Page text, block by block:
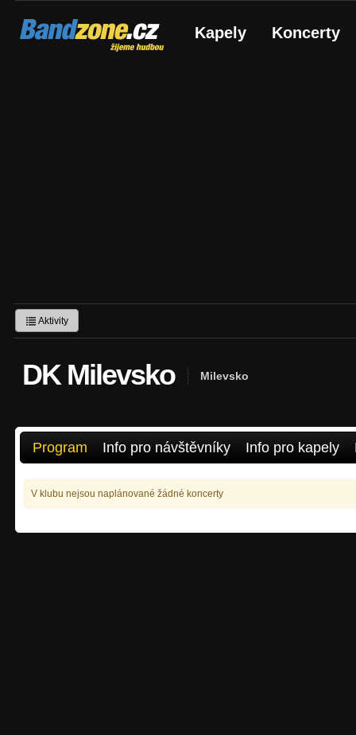
Bandzone.cz
žijeme hudbou Kapely Koncerty
Aktivity
DK Milevsko Milevsko
Program Info pro návštěvníky Info pro kapely
V klubu nejsou naplánované žádné koncerty